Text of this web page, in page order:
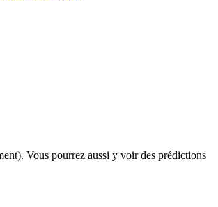
Vous pourrez aussi y voir des prédictions